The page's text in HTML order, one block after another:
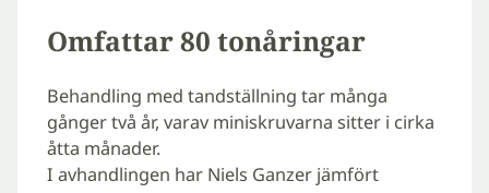
Omfattar 80 tonåringar
Behandling med tandställning tar många
gånger två år, varav miniskruvarna sitter i cirka
åtta månader.
I avhandlingen har Niels Ganzer jämfört